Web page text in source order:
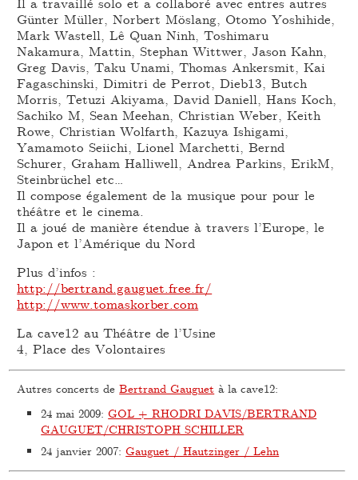
Günter Müller, Norbert Möslang, Otomo Yoshihide,
Mark Wastell, Lê Quan Ninh, Toshimaru
Nakamura, Mattin, Stephan Wittwer, Jason Kahn,
Greg Davis, Taku Unami, Thomas Ankersmit, Kai
Fagaschinski, Dimitri de Perrot, Dieb13, Butch
Morris, Tetuzi Akiyama, David Daniell, Hans Koch,
Sachiko M, Sean Meehan, Christian Weber, Keith
Rowe, Christian Wolfarth, Kazuya Ishigami,
Yamamoto Seiichi, Lionel Marchetti, Bernd
Schurer, Graham Halliwell, Andrea Parkins, ErikM,
Steinbrüchel etc…
Il compose également de la musique pour pour le
théâtre et le cinema.
Il a joué de manière étendue à travers l’Europe, le
Japon et l’Amérique du Nord
Plus d’infos :
http://bertrand.gauguet.free.fr/
http://www.tomaskorber.com
La cave12 au Théâtre de l’Usine
4, Place des Volontaires
Autres concerts deBertrand Gauguet à la cave12:
24 mai 2009:GOL + RHODRI DAVIS/BERTRAND
GAUGUET/CHRISTOPH SCHILLER
24 janvier 2007:Gauguet / Hautzinger / Lehn